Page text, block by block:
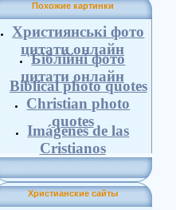
Похожие картинки
Християнські фото
цитати онлайн
Біблійні фото
цитати онлайн
Biblical photo quotes
Christian photo
quotes
Imágenes de las
Cristianos
Христианские сайты